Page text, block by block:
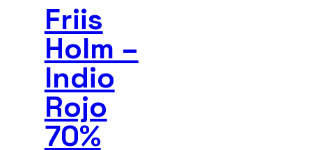
Friis
Holm –
Indio
Rojo
70%